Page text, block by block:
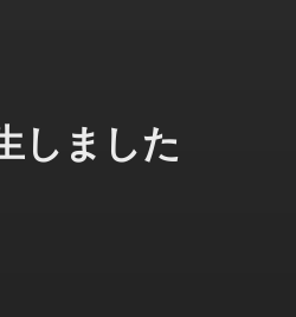
しました